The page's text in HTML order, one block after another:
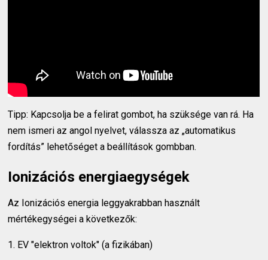
Tipp: Kapcsolja be a felirat gombot, ha szüksége van rá. Ha
nem ismeri az angol nyelvet, válassza az „automatikus
fordítás” lehetőséget a beállítások gombban.
Ionizációs energiaegységek
Az Ionizációs energia leggyakrabban használt
mértékegységei a következők:
1. EV "elektron voltok" (a fizikában)